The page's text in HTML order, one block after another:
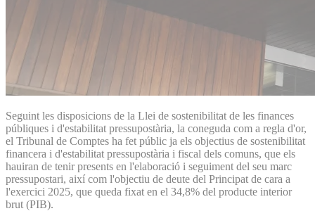
Seguint les disposicions de la Llei de sostenibilitat de les finances
públiques i d'estabilitat pressupostària, la coneguda com a regla d'or,
el Tribunal de Comptes ha fet públic ja els objectius de sostenibilitat
financera i d'estabilitat pressupostària i fiscal dels comuns, que els
hauiran de tenir presents en l'elaboració i seguiment del seu marc
pressupostari, així com l'objectiu de deute del Principat de cara a
l'exercici 2025, que queda fixat en el 34,8% del producte interior
brut (PIB).